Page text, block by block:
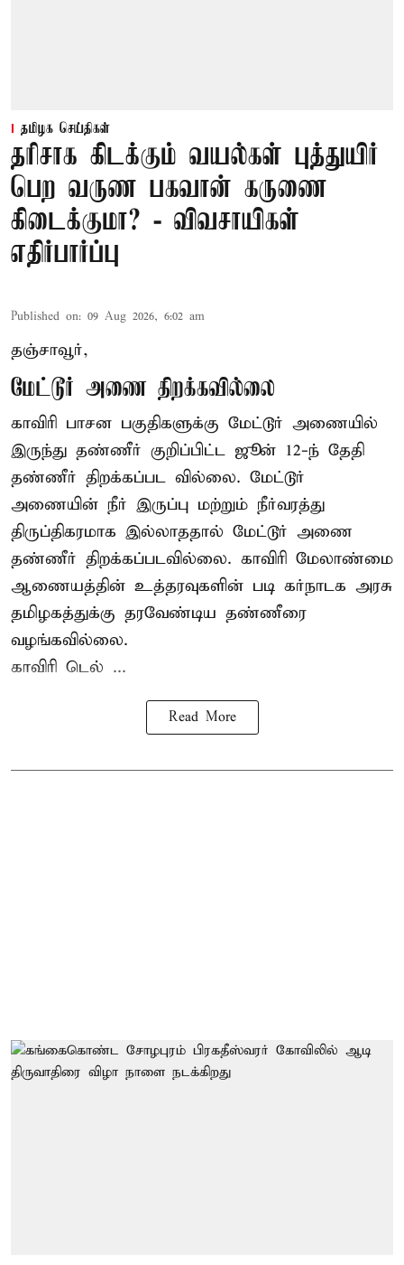
தமிழக செய்திகள்
தரிசாக கிடக்கும் வயல்கள் புத்துயிர்
பெற வருண பகவான் கருணை
கிடைக்குமா? - விவசாயிகள்
எதிர்பார்ப்பு
Published on: 09 Aug 2026, 6:02 am
தஞ்சாவூர்,
மேட்டூர் அணை திறக்கவில்லை
காவிரி பாசன பகுதிகளுக்கு மேட்டூர் அணையில்
இருந்து தண்ணீர் குறிப்பிட்ட ஜூன் 12-ந் தேதி
தண்ணீர் திறக்கப்பட வில்லை. மேட்டூர்
அணையின் நீர் இருப்பு மற்றும் நீர்வரத்து
திருப்திகரமாக இல்லாததால் மேட்டூர் அணை
தண்ணீர் திறக்கப்படவில்லை. காவிரி மேலாண்மை
ஆணையத்தின் உத்தரவுகளின் படி கர்நாடக அரசு
தமிழகத்துக்கு தரவேண்டிய தண்ணீரை
வழங்கவில்லை.
காவிரி டெல் ...
Read More